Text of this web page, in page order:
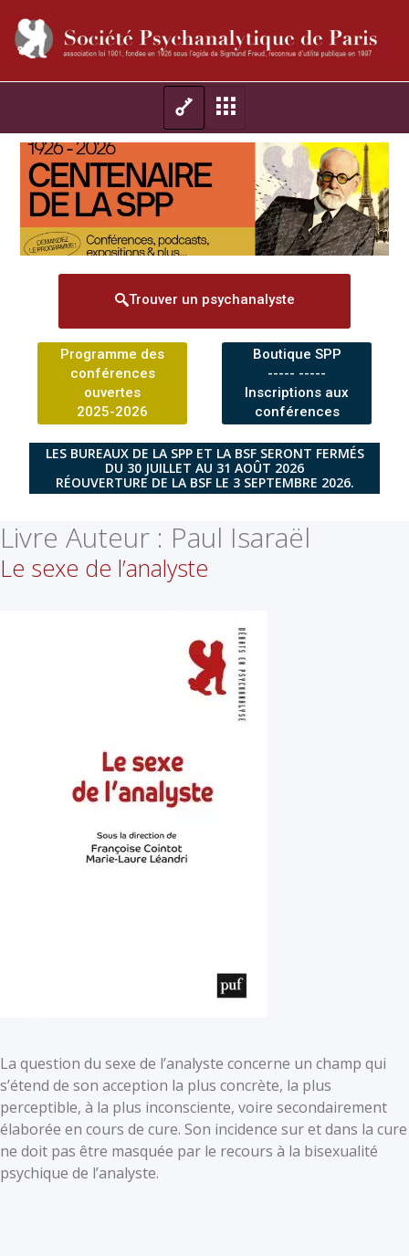
Trouver un psychanalyste
Programme des
conférences
ouvertes
2025-2026
Boutique SPP
----- -----
Inscriptions aux
conférences
LES BUREAUX DE LA SPP ET LA BSF SERONT FERMÉS
DU 30 JUILLET AU 31 AOÛT 2026
RÉOUVERTURE DE LA BSF LE 3 SEPTEMBRE 2026.
Livre Auteur : Paul Isaraël
Le sexe de l’analyste
La question du sexe de l’analyste concerne un champ qui
s’étend de son acception la plus concrète, la plus
perceptible, à la plus inconsciente, voire secondairement
élaborée en cours de cure. Son incidence sur et dans la cure
ne doit pas être masquée par le recours à la bisexualité
psychique de l’analyste.